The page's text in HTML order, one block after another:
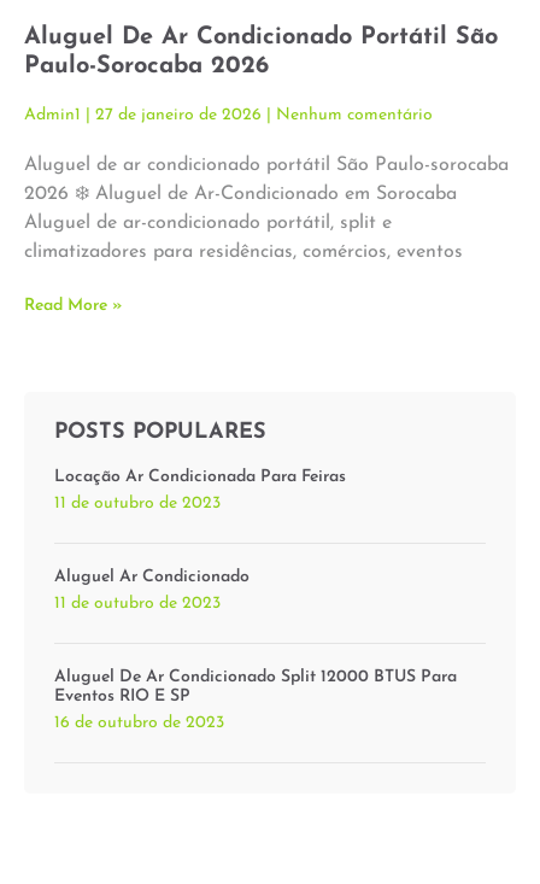
Aluguel De Ar Condicionado Portátil São
Paulo-Sorocaba 2026
Admin1 27 de janeiro de 2026 Nenhum comentário
Aluguel de ar condicionado portátil São Paulo-sorocaba
2026 ❄️ Aluguel de Ar-Condicionado em Sorocaba
Aluguel de ar-condicionado portátil, split e
climatizadores para residências, comércios, eventos
Read More »
POSTS POPULARES
Locação Ar Condicionada Para Feiras
11 de outubro de 2023
Aluguel Ar Condicionado
11 de outubro de 2023
Aluguel De Ar Condicionado Split 12000 BTUS Para
Eventos RIO E SP
16 de outubro de 2023